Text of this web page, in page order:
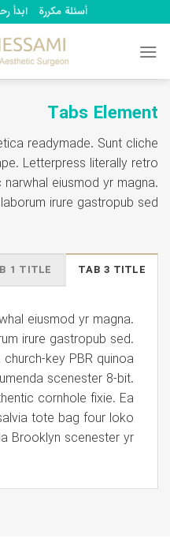
to
content
أسئلة مكررة ابدأ
Tabs Element
readymade. Sunt cliche
Letterpress literally retro
eiusmod yr magna.
irure gastropub sed.
TAB 3 TITLE
1 TITLE
eiusmod yr magna.
irure gastropub sed.
key PBR quinoa
scenester 8-bit.
cornhole fixie. Ea
tote bag four loko
Brooklyn scenester yr.